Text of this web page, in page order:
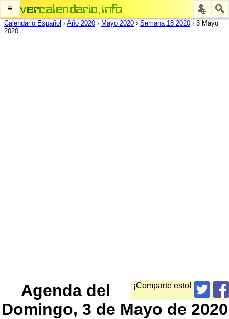
≡
Calendario Español › Año 2020 › Mayo 2020 › Semana 18 2020 › 3 Mayo
2020
¡Comparte esto!
Agenda del
Domingo, 3 de Mayo de 2020